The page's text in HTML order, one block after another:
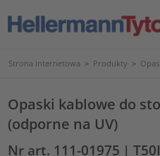
Strona internetowa > Produkty >
Opaski kablowe do
(odporne na UV)
Nr art. 111-01975 |